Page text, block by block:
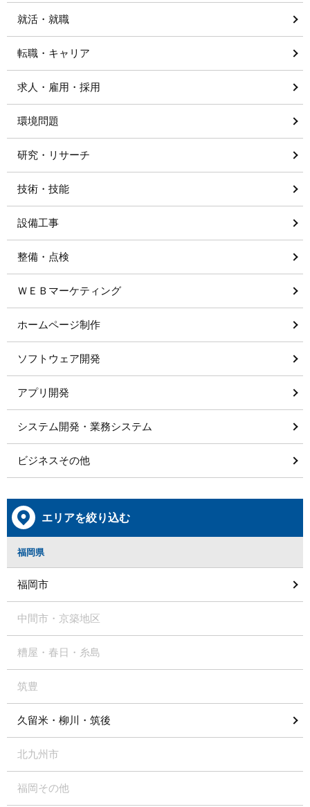
就活・就職
転職・キャリア
求人・雇用・採用
環境問題
研究・リサーチ
技術・技能
設備工事
整備・点検
ＷＥＢマーケティング
ホームページ制作
ソフトウェア開発
アプリ開発
システム開発・業務システム
ビジネスその他
エリアを絞り込む
福岡県
福岡市
中間市・京築地区
糟屋・春日・糸島
筑豊
久留米・柳川・筑後
北九州市
福岡その他